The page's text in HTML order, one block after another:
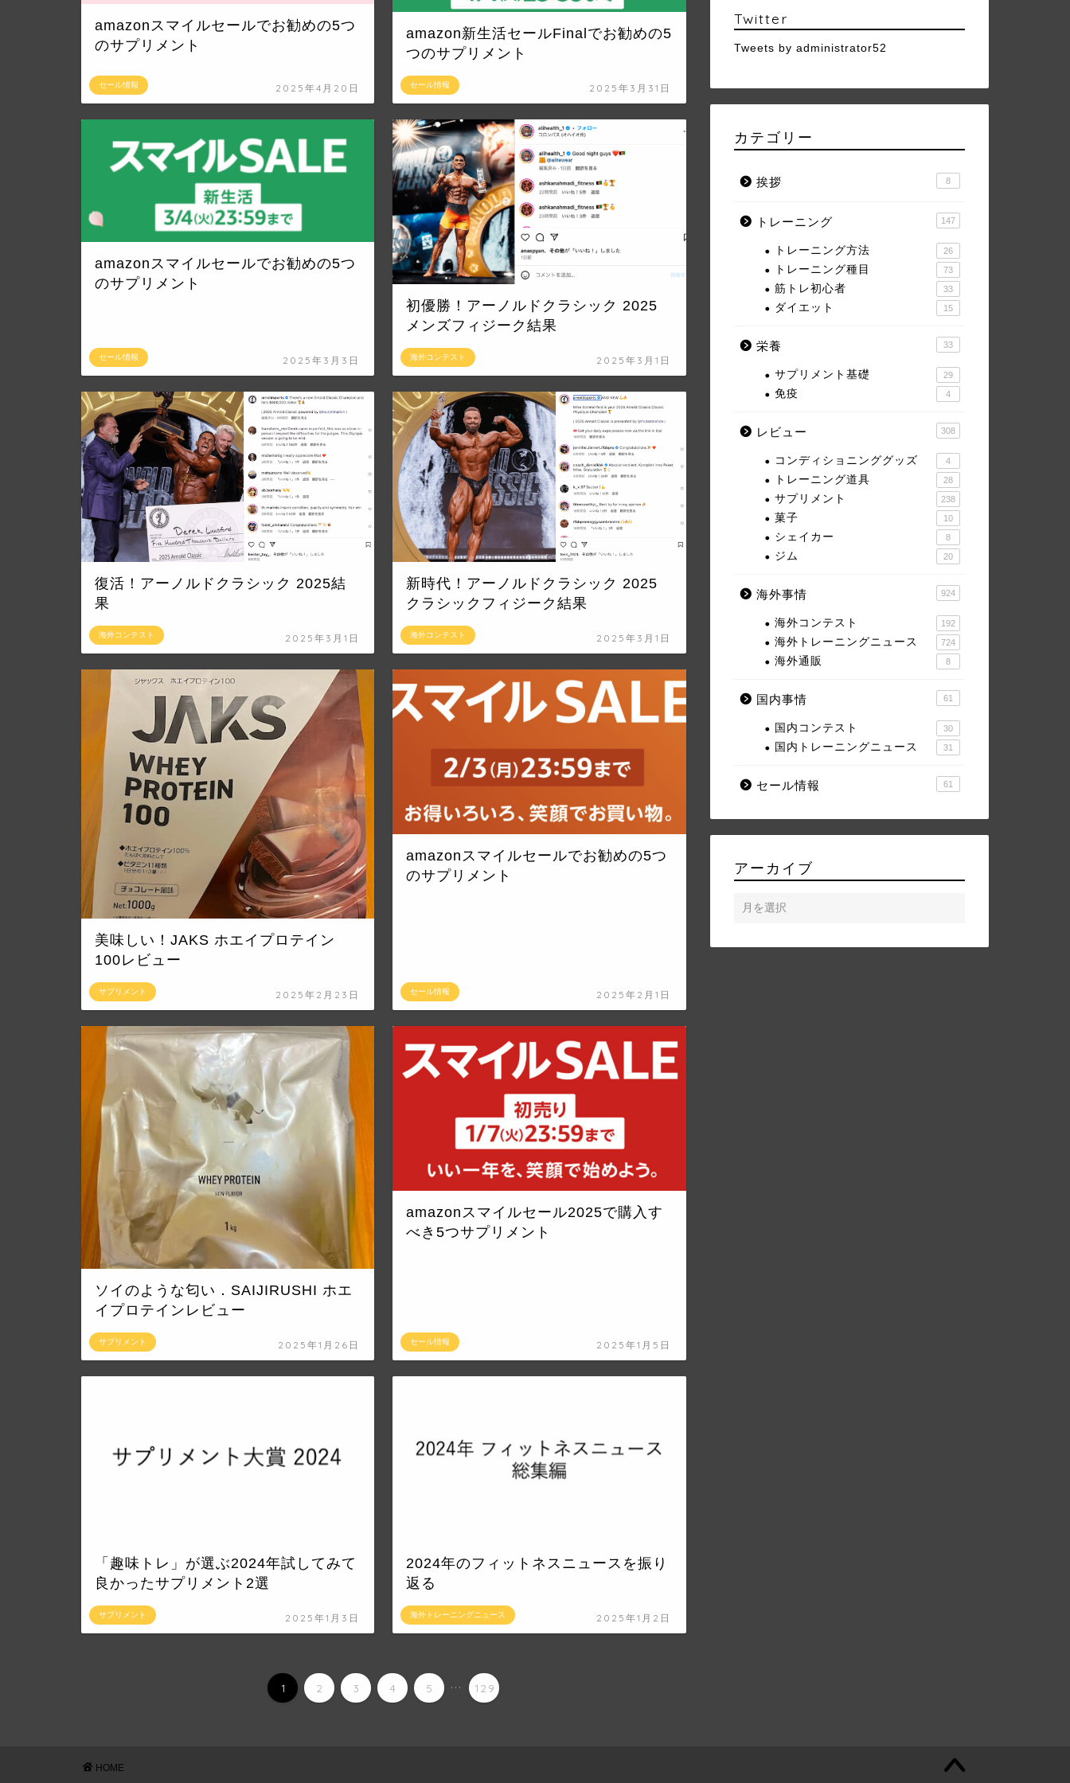
セール情報
amazonスマイルセールでお勧めの5つ
のサプリメント
2025年4月20日 セール情報
amazon新生活セールFinalでお勧めの5
つのサプリメント
2025年3月31日
セール情報
amazonスマイルセールでお勧めの5つ
のサプリメント
2025年3月3日 海外コンテスト
初優勝！アーノルドクラシック 2025
メンズフィジーク結果
2025年3月1日
海外コンテスト
復活！アーノルドクラシック 2025結
果
2025年3月1日 海外コンテスト
新時代！アーノルドクラシック 2025
クラシックフィジーク結果
2025年3月1日
サプリメント
美味しい！JAKS ホエイプロテイン
100レビュー
2025年2月23日 セール情報
amazonスマイルセールでお勧めの5つ
のサプリメント
2025年2月1日
サプリメント
ソイのような匂い．SAIJIRUSHI ホエ
イプロテインレビュー
2025年1月26日 セール情報
amazonスマイルセール2025で購入す
べき5つサプリメント
2025年1月5日
サプリメント
「趣味トレ」が選ぶ2024年試してみて
良かったサプリメント2選
2025年1月3日 海外トレーニングニュース
2024年のフィットネスニュースを振り
返る
2025年1月2日
1 2 3 4 5 ... 129
Twitter
Tweets by administrator52
カテゴリー
挨拶 8
トレーニング 147
トレーニング方法 26
トレーニング種目 73
筋トレ初心者 33
ダイエット 15
栄養 33
サプリメント基礎 29
免疫 4
レビュー 308
コンディショニンググッズ 4
トレーニング道具 28
サプリメント 238
菓子 10
シェイカー 8
ジム 20
海外事情 924
海外コンテスト 192
海外トレーニングニュース 724
海外通販 8
国内事情 61
国内コンテスト 30
国内トレーニングニュース 31
セール情報 61
アーカイブ
HOME